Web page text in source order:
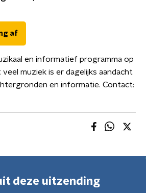
af
en informatief programma op
veel muziek is er dagelijks aandacht
en informatie. Contact:
deze uitzending